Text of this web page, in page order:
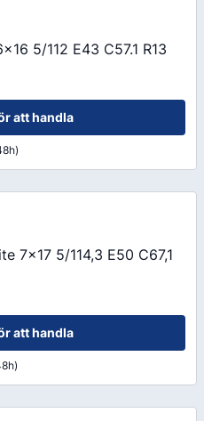
5/112 E43 C57.1 R13
att handla
7x17 5/114,3 E50 C67,1
att handla